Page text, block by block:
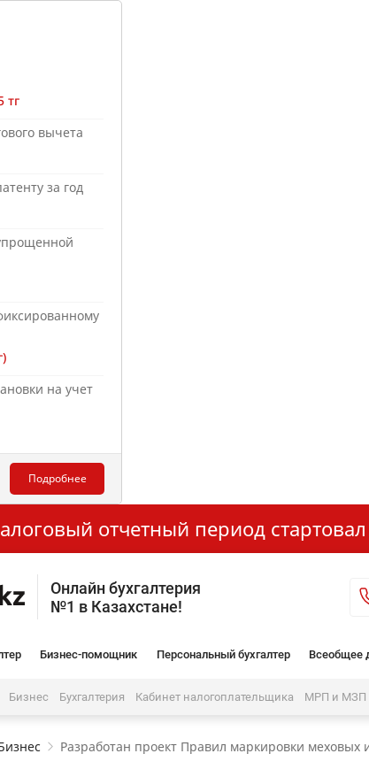
тг
вычета
за год
на учет
Подробнее
отчетный период
Онлайн бухгалтерия
№1 в Казахстане!
Бизнес-помощник Персональный бухгалтер Всеобщее
Бизнес Бухгалтерия Кабинет налогоплательщика МРП и МЗП
Разработан проект Правил маркировки меховых